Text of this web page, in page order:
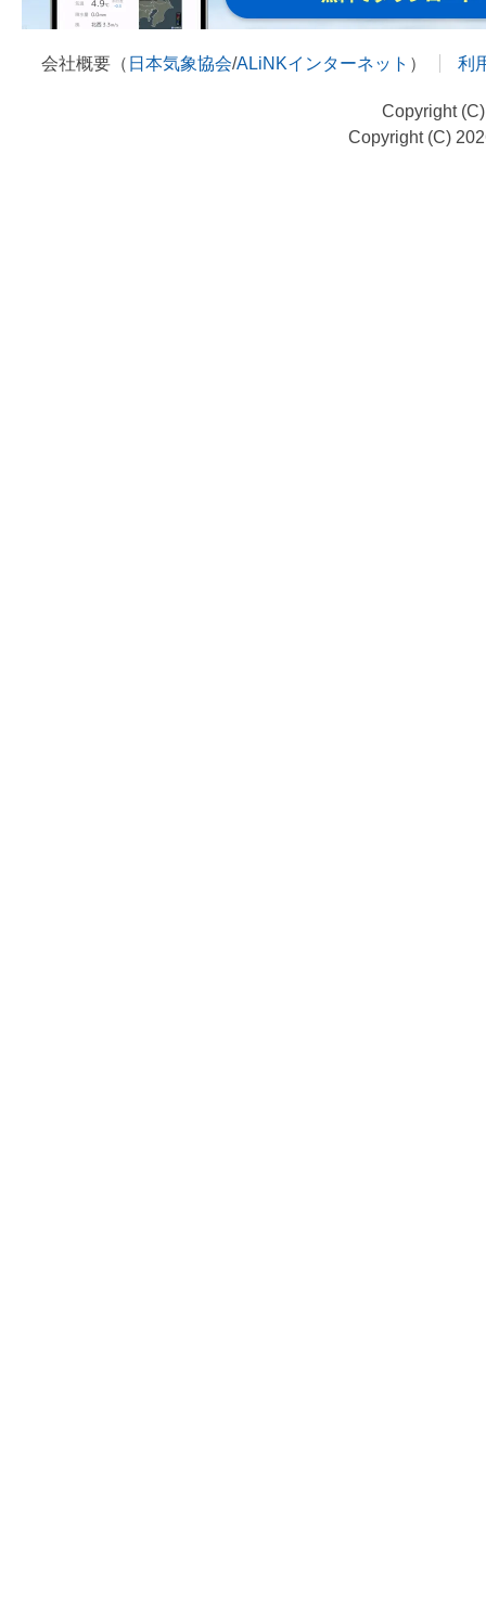
会社概要（ 日本気象協会/ALiNKインターネット ） 利
Copyright
Copyright (C)